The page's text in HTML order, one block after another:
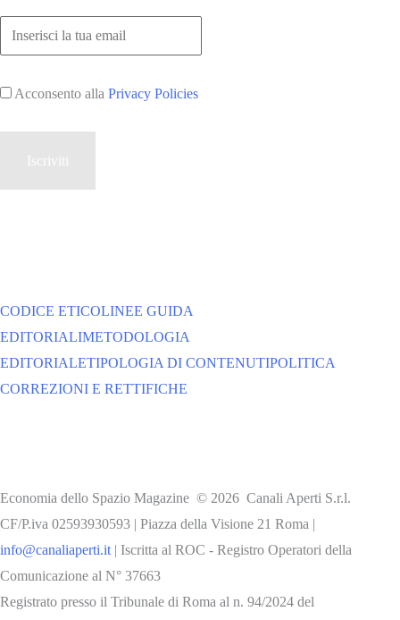
Acconsento alla Privacy Policies
CODICE ETICOLINEE GUIDA
EDITORIALIMETODOLOGIA
EDITORIALETIPOLOGIA DI CONTENUTIPOLITICA
CORREZIONI E RETTIFICHE
Economia dello Spazio Magazine © 2026 Canali Aperti S.r.l.
CF/P.iva 02593930593 | Piazza della Visione 21 Roma |
info@canaliaperti.it | Iscritta al ROC - Registro Operatori della
Comunicazione al N° 37663
Registrato presso il Tribunale di Roma al n. 94/2024 del